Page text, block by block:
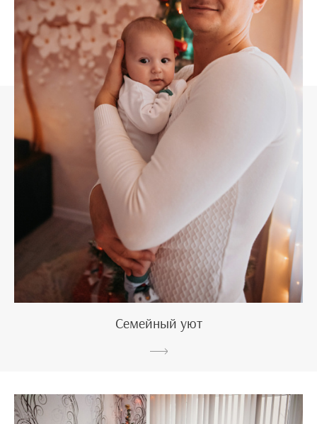
Семейный уют